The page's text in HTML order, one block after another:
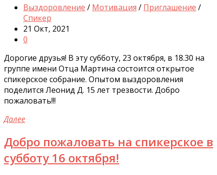
Выздоровление / Мотивация / Приглашение /
Спикер
21 Окт, 2021
0
Дорогие друзья! В эту субботу, 23 октября, в 18.30 на
группе имени Отца Мартина состоится открытое
спикерское собрание. Опытом выздоровления
поделится Леонид Д. 15 лет трезвости. Добро
пожаловать!!!
Далее
Добро пожаловать на спикерское в
субботу 16 октября!